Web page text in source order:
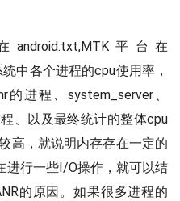
平台在
中各个进程的cpu使用率，
进程、system_server、
、以及最终统计的整体cpu
高，就说明内存存在一定的
进行一些I/O操作，就可以结
的原因。如果很多进程的